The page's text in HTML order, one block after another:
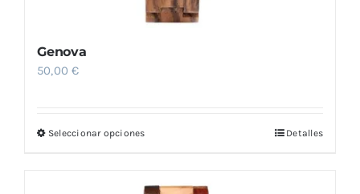
Genova
50,00€
Seleccionar opcionesEste
Detalles